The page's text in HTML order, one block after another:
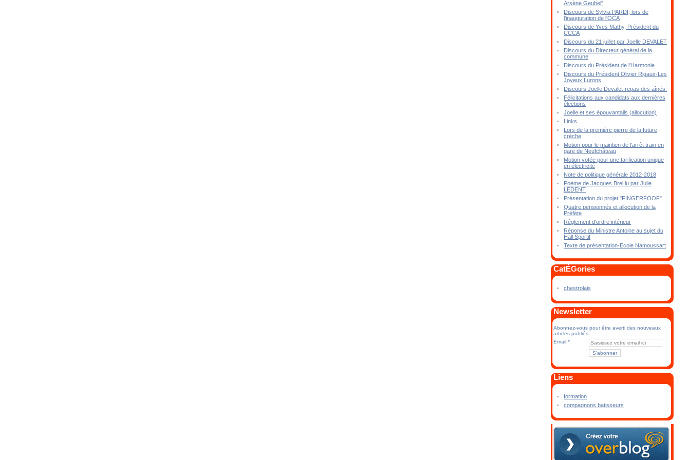
Arsène Geubel"
Discours de Sylvia PARDI, lors de
l'inauguration de l'OCA
Discours de Yves Mathy, Président du
CCCA
Discours du 21 juillet par Joelle DEVALET
Discours du Directeur général de la
commune
Discours du Président de l'Harmonie
Discours du Président Olivier Rigaux-Les
Joyeux Lurons
Discours Joëlle Devalet-repas des aînés.
Félicitations aux candidats aux dernières
élections
Joelle et ses épouvantails (allocution)
Links
Lors de la première pierre de la future
crèche
Motion pour le maintien de l'arrêt train en
gare de Neufchâteau
Motion votée pour une tarification unique
en électricité
Note de politique générale 2012-2018
Poème de Jacques Brel lu par Julie
LEDENT
Présentation du projet "FINGERFOOF"
Quatre pensionnés et allocution de la
Préfète
Réglement d'ordre intérieur
Réponse du Ministre Antoine au sujet du
Hall Sportif
Texte de présentation-Ecole Namoussart
CatÉGories
chestrolais
Newsletter
Abonnez-vous pour être averti des nouveaux
articles publiés.
Email
Liens
formation
compagnons batisseurs